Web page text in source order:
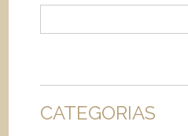
CATEGORIAS